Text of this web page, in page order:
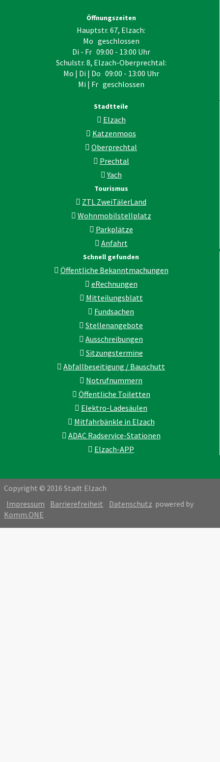
Öffnungszeiten
Hauptstr. 67, Elzach:
Mo geschlossen
Di - Fr 09:00 - 13:00 Uhr
Schulstr. 8, Elzach-Oberprechtal:
Mo | Di | Do 09:00 - 13:00 Uhr
Mi | Fr geschlossen
Stadtteile
Elzach
Katzenmoos
Oberprechtal
Prechtal
Yach
Tourismus
ZTL ZweiTälerLand
Wohnmobilstellplatz
Parkplätze
Anfahrt
Schnell gefunden
Öffentliche Bekanntmachungen
eRechnungen
Mitteilungsblatt
Fundsachen
Stellenangebote
Ausschreibungen
Sitzungstermine
Abfallbeseitigung / Bauschutt
Notrufnummern
Öffentliche Toiletten
Elektro-Ladesäulen
Mitfahrbänkle in Elzach
ADAC Radservice-Stationen
Elzach-APP
Copyright © 2016 Stadt Elzach
Impressum
Barrierefreiheit Datenschutz powered by
Komm.ONE